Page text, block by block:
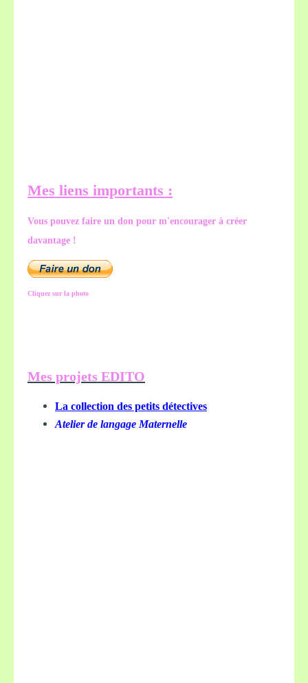
Mes liens importants :
Vous pouvez faire un don pour m'encourager à créer
davantage !
Cliquez sur la photo
Mes projets EDITO
La collection des petits détectives
Atelier de langage Maternelle